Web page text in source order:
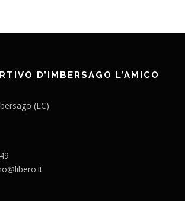
D’IMBERSAGO L’AMICO
(LC)